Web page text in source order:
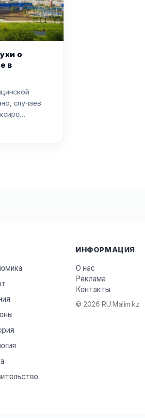
о
в
случаев
ИНФОРМАЦИЯ
О нас
Реклама
Контакты
© 2026 RU.Malim.kz